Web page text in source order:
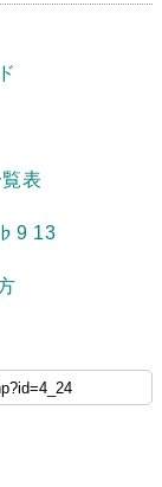
表
♭9 13